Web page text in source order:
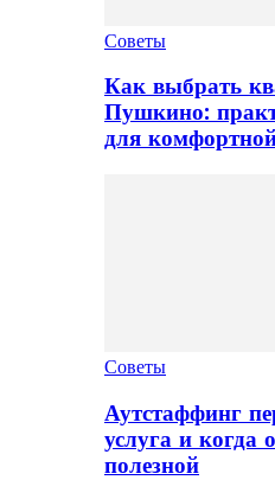
Советы
Как выбрать
Пушкино:
для
Советы
Аутстаффинг
услуга и когда
полезной